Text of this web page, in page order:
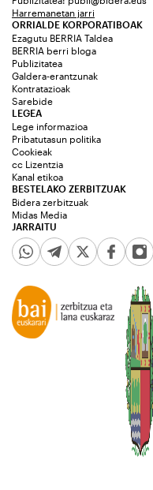
Harremanetan jarri
ORRIALDE KORPORATIBOAK
Ezagutu BERRIA Taldea
BERRIA berri bloga
Publizitatea
Galdera-erantzunak
Kontratazioak
Sarebide
JARRAITU
LEGEA
Lege informazioa
Pribatutasun politika
Cookieak
cc Lizentzia
Kanal etikoa
BESTELAKO ZERBITZUAK
Bidera zerbitzuak
Midas Media